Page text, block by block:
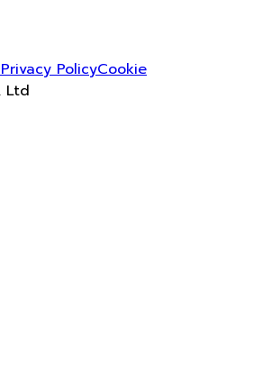
Privacy PolicyCookie
Ltd